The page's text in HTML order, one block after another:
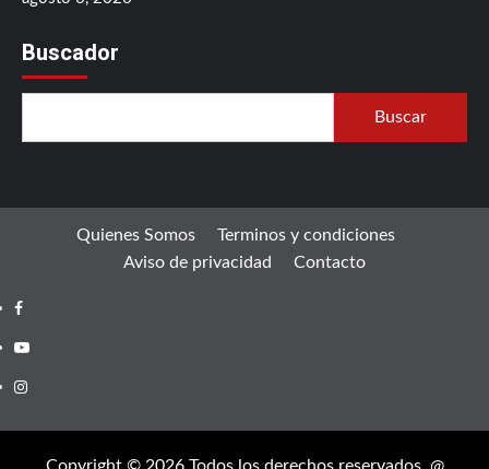
Buscador
Buscar
Quienes Somos
Terminos y condiciones
Aviso de privacidad
Contacto
Facebook
Youtube
Instagram
Copyright © 2026 Todos los derechos reservados. @